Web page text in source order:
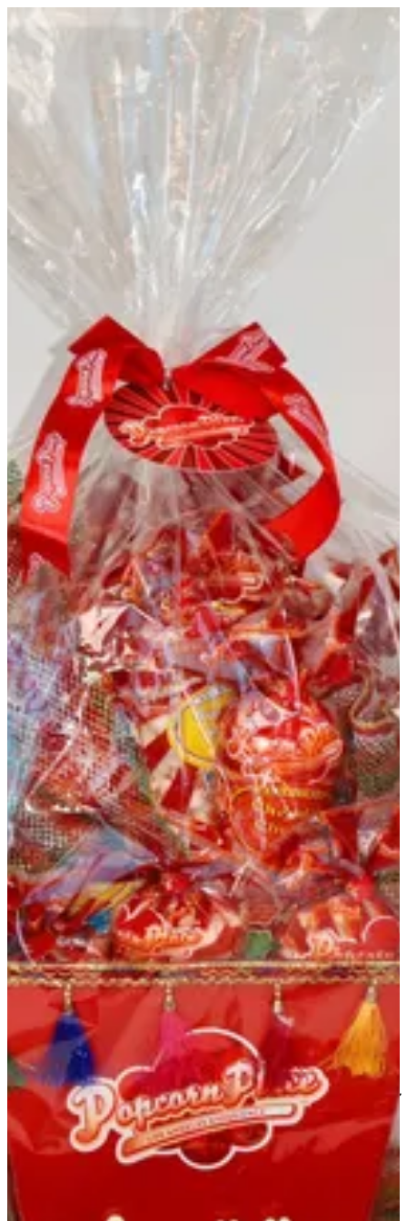
إضافي
Best Seller
Catering
فشار- تقليدي
الفشار الممتاز
سلة هدايا
علب جالون
Cool Slush
Cotton Candy
حلوى
المشروبات
إضافي
إضافي
زخرفة
بوبكورن بليس الكويت
مساعدة